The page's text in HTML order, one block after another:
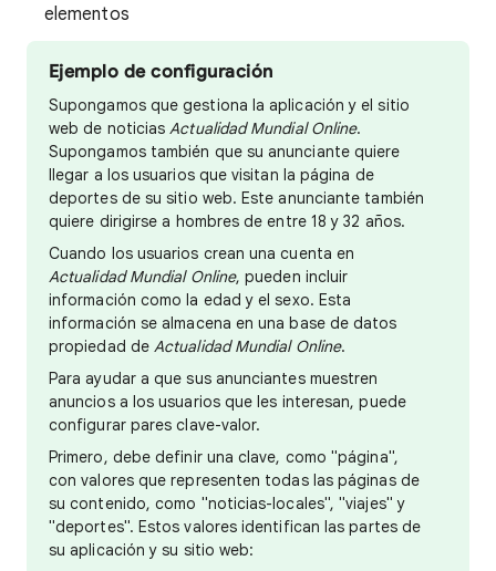
elementos
Ejemplo de configuración
Supongamos que gestiona la aplicación y el sitio
web de noticiasActualidad Mundial Online.
Supongamos también que su anunciante quiere
llegar a los usuarios que visitan la página de
deportes de su sitio web. Este anunciante también
quiere dirigirse a hombres de entre 18 y 32 años.
Cuando los usuarios crean una cuenta en
Actualidad Mundial Online, pueden incluir
información como la edad y el sexo. Esta
información se almacena en una base de datos
propiedad deActualidad Mundial Online.
Para ayudar a que sus anunciantes muestren
anuncios a los usuarios que les interesan, puede
configurar pares clave-valor.
Primero, debe definir una clave, como "página",
con valores que representen todas las páginas de
su contenido, como "noticias-locales", "viajes" y
"deportes". Estos valores identifican las partes de
su aplicación y su sitio web: